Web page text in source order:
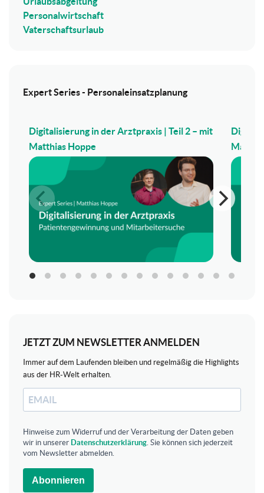
Personalwirtschaft
Vaterschaftsurlaub
Expert Series - Personaleinsatzplanung
Digitalisierung in der Arztpraxis | Teil 2 – mit
Matthias Hoppe
JETZT ZUM NEWSLETTER ANMELDEN
Immer auf dem Laufenden bleiben und regelmäßig die Highlights
aus der HR-Welt erhalten.
Hinweise zum Widerruf und der Verarbeitung der Daten geben
wir in unserer Datenschutzerklärung . Sie können sich jederzeit
vom Newsletter abmelden.
Abonnieren